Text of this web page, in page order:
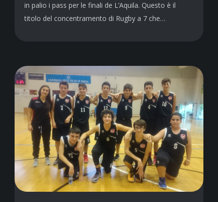
in palio i pass per le finali de L’Aquila. Questo è il
titolo del concentramento di Rugby a 7 che…